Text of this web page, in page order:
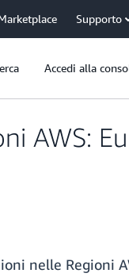
Supporto
Accedi alla
AWS:
nelle Regioni